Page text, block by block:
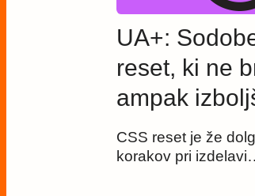
UA+:
reset, ki ne
ampak
CSS reset je že
korakov pri